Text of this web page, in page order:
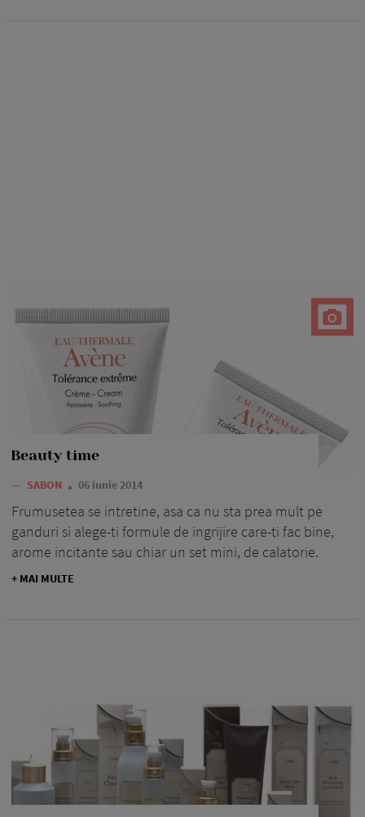
Beauty time
— SABON 06 iunie 2014
Frumusetea se intretine, asa ca nu sta prea mult pe
ganduri si alege-ti formule de ingrijire care-ti fac bine,
arome incitante sau chiar un set mini, de calatorie.
+ MAI MULTE